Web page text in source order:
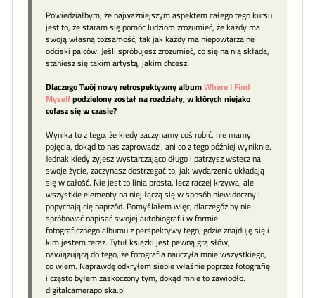
Powiedziałbym, że najważniejszym aspektem całego tego kursu
jest to, że staram się pomóc ludziom zrozumieć, że każdy ma
swoją własną tożsamość, tak jak każdy ma niepowtarzalne
odciski palców. Jeśli spróbujesz zrozumieć, co się na nią składa,
staniesz się takim artystą, jakim chcesz.
Dlaczego Twój nowy retrospektywny albumWhere I Find
Myselfpodzielony został na rozdziały, w których niejako
cofasz się w czasie?
Wynika to z tego, że kiedy zaczynamy coś robić, nie mamy
pojęcia, dokąd to nas zaprowadzi, ani co z tego później wyniknie.
Jednak kiedy żyjesz wystarczająco długo i patrzysz wstecz na
swoje życie, zaczynasz dostrzegać to, jak wydarzenia układają
się w całość. Nie jest to linia prosta, lecz raczej krzywa, ale
wszystkie elementy na niej łączą się w sposób niewidoczny i
popychają cię naprzód. Pomyślałem więc, dlaczegóż by nie
spróbować napisać swojej autobiografii w formie
fotograficznego albumu z perspektywy tego, gdzie znajduję się i
kim jestem teraz. Tytuł książki jest pewną grą słów,
nawiązującą do tego, że fotografia nauczyła mnie wszystkiego,
co wiem. Naprawdę odkryłem siebie właśnie poprzez fotografię
i często byłem zaskoczony tym, dokąd mnie to zawiodło.
digitalcamerapolska.pl